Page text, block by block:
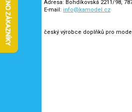
Adresa: Bohdíkovská 2211/98,
E-mail: info@kamodel.cz
český výrobce doplňků pro